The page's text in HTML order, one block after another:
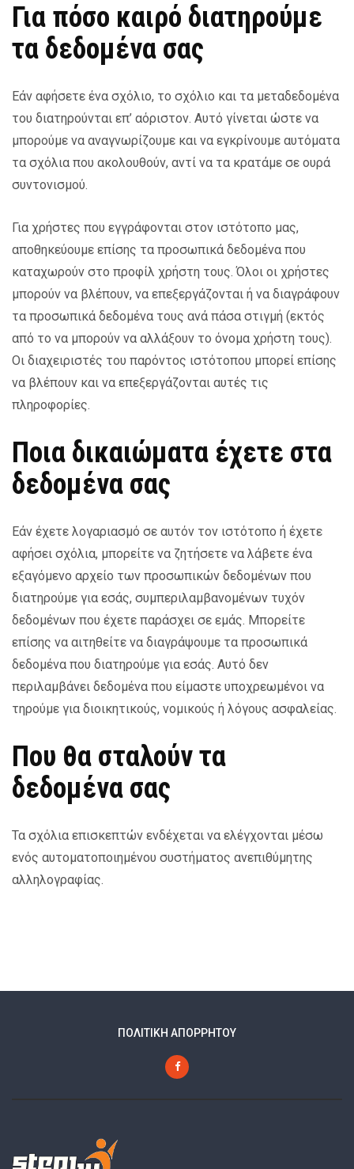
Για πόσο καιρό διατηρούμε
τα δεδομένα σας
Εάν αφήσετε ένα σχόλιο, το σχόλιο και τα μεταδεδομένα
του διατηρούνται επ’ αόριστον. Αυτό γίνεται ώστε να
μπορούμε να αναγνωρίζουμε και να εγκρίνουμε αυτόματα
τα σχόλια που ακολουθούν, αντί να τα κρατάμε σε ουρά
συντονισμού.
Για χρήστες που εγγράφονται στον ιστότοπο μας,
αποθηκεύουμε επίσης τα προσωπικά δεδομένα που
καταχωρούν στο προφίλ χρήστη τους. Όλοι οι χρήστες
μπορούν να βλέπουν, να επεξεργάζονται ή να διαγράφουν
τα προσωπικά δεδομένα τους ανά πάσα στιγμή (εκτός
από το να μπορούν να αλλάξουν το όνομα χρήστη τους).
Οι διαχειριστές του παρόντος ιστότοπου μπορεί επίσης
να βλέπουν και να επεξεργάζονται αυτές τις
πληροφορίες.
Ποια δικαιώματα έχετε στα
δεδομένα σας
Εάν έχετε λογαριασμό σε αυτόν τον ιστότοπο ή έχετε
αφήσει σχόλια, μπορείτε να ζητήσετε να λάβετε ένα
εξαγόμενο αρχείο των προσωπικών δεδομένων που
διατηρούμε για εσάς, συμπεριλαμβανομένων τυχόν
δεδομένων που έχετε παράσχει σε εμάς. Μπορείτε
επίσης να αιτηθείτε να διαγράψουμε τα προσωπικά
δεδομένα που διατηρούμε για εσάς. Αυτό δεν
περιλαμβάνει δεδομένα που είμαστε υποχρεωμένοι να
τηρούμε για διοικητικούς, νομικούς ή λόγους ασφαλείας.
Που θα σταλούν τα
δεδομένα σας
Τα σχόλια επισκεπτών ενδέχεται να ελέγχονται μέσω
ενός αυτοματοποιημένου συστήματος ανεπιθύμητης
αλληλογραφίας.
ΠΟΛΙΤΙΚΗ ΑΠΟΡΡΗΤΟΥ